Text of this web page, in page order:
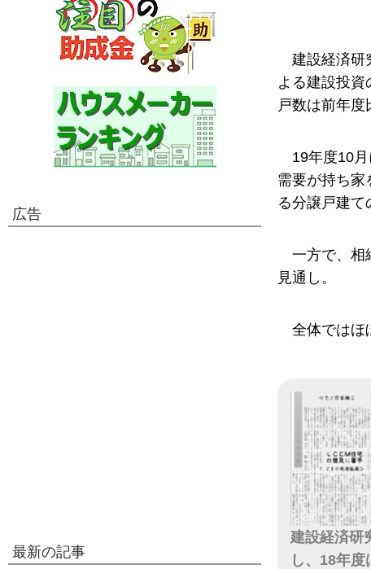
建設経済研
よる建設投
戸数は前年度
19年度10
需要が持ち家
る分譲戸建て
一方で、相
見通し。
全体ではほ
建設経済研
し、18年度
広告
最新の記事